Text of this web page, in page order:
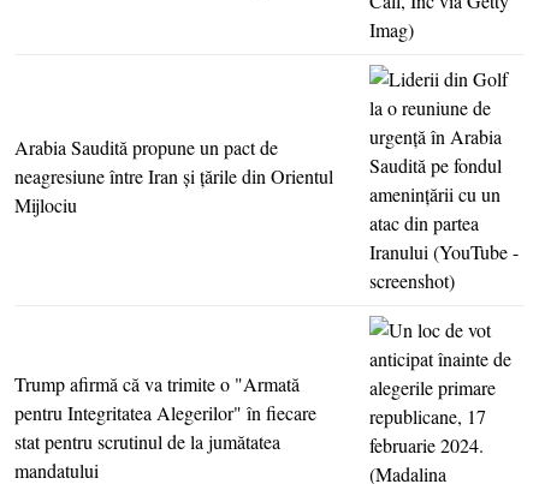
Arabia Saudită propune un pact de
neagresiune între Iran şi ţările din Orientul
Mijlociu
Trump afirmă că va trimite o "Armată
pentru Integritatea Alegerilor" în fiecare
stat pentru scrutinul de la jumătatea
mandatului